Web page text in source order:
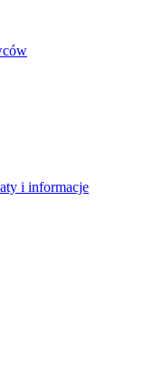
i informacje